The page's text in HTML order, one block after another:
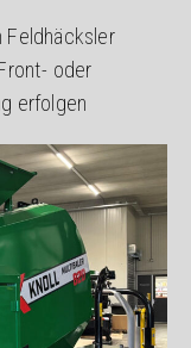
Feldhäcksler
oder
erfolgen